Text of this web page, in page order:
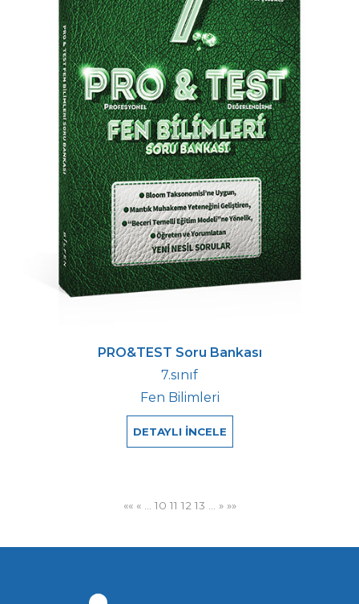
PRO&TEST Soru Bankası
7.sınıf
Fen Bilimleri
DETAYLI İNCELE
«« « … 10 11 12 13 … » »»